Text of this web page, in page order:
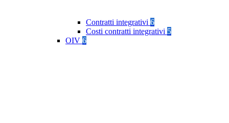
Contratti integrativi 6
Costi contratti integrativi 5
OIV 6